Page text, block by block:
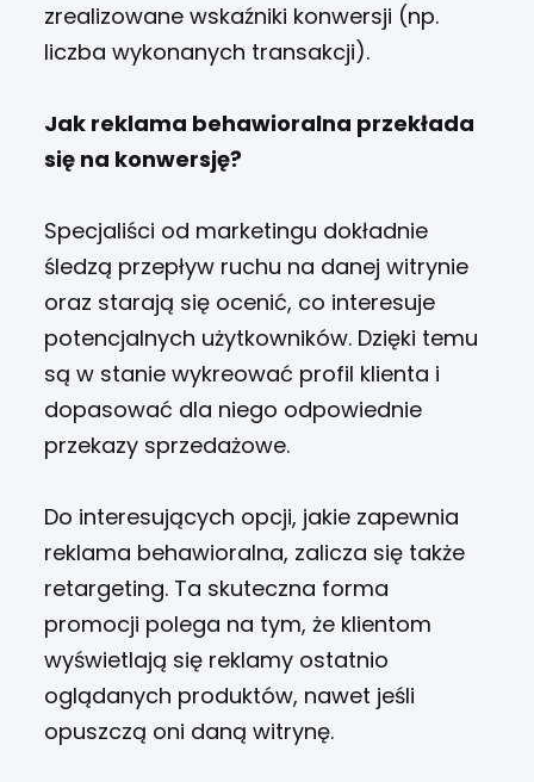
zrealizowane wskaźniki konwersji (np.
liczba wykonanych transakcji).
Jak reklama behawioralna przekłada
się na konwersję?
Specjaliści od marketingu dokładnie
śledzą przepływ ruchu na danej witrynie
oraz starają się ocenić, co interesuje
potencjalnych użytkowników. Dzięki temu
są w stanie wykreować profil klienta i
dopasować dla niego odpowiednie
przekazy sprzedażowe.
Do interesujących opcji, jakie zapewnia
reklama behawioralna, zalicza się także
retargeting. Ta skuteczna forma
promocji polega na tym, że klientom
wyświetlają się reklamy ostatnio
oglądanych produktów, nawet jeśli
opuszczą oni daną witrynę.